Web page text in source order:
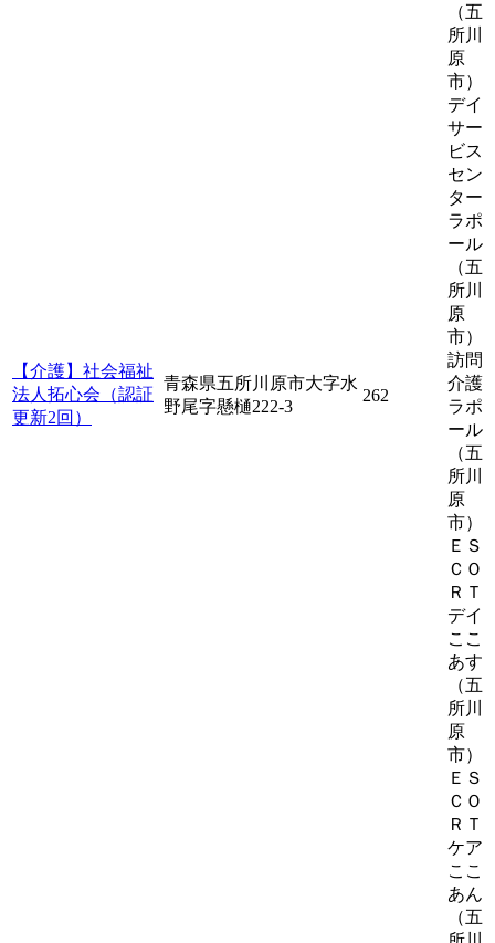
【介護】社会福祉
法人拓心会（認証
更新2回）
青森県五所川原市大字水
野尾字懸樋222‐3
262
（五
所川
原
市）
デイ
サー
ビス
セン
ター
ラポ
ール
（五
所川
原
市）
訪問
介護
ラポ
ール
（五
所川
原
市）
ＥＳ
ＣＯ
ＲＴ
デイ
ここ
あす
（五
所川
原
市）
ＥＳ
ＣＯ
ＲＴ
ケア
ここ
あん
（五